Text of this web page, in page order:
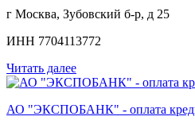
г Москва, Зубовский б-р, д 25
ИНН 7704113772
Читать далее
АО "ЭКСПОБАНК" - оплата